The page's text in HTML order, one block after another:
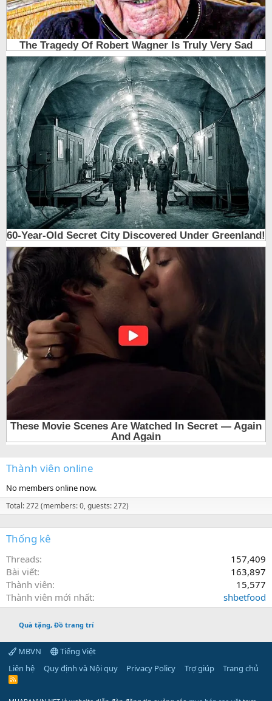
Thành viên online
No members online now.
Total: 272 (members: 0, guests: 272)
Thống kê
Threads
157,409
Bài viết
163,897
Thành viên
15,577
Thành viên mới nhất
shbetfood
Quà tặng, Đồ trang trí
MBVN
Tiếng Việt
Liên hệ
Quy định và Nội quy Privacy Policy Trợ giúp Trang chủ
R